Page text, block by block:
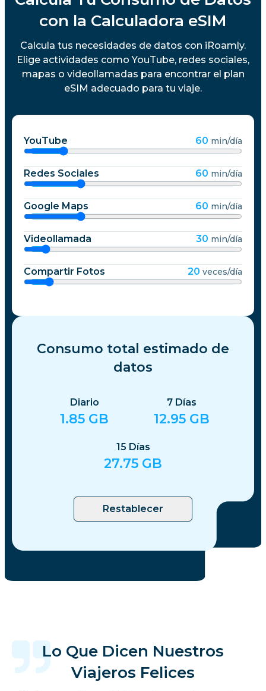
con la Calculadora eSIM
Calcula tus necesidades de datos con iRoamly.
Elige actividades como YouTube, redes sociales,
mapas o videollamadas para encontrar el plan
eSIM adecuado para tu viaje.
YouTube 60 min/día
Redes Sociales 60 min/día
Google Maps 60 min/día
Videollamada 30 min/día
Compartir Fotos 20 veces/día
Consumo total estimado de
datos
Diario
1.85 GB
7 Días
12.95 GB
15 Días
27.75 GB
Restablecer
Lo Que Dicen Nuestros
Viajeros Felices